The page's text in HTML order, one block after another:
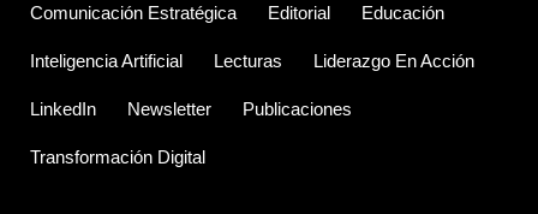
Comunicación Estratégica Editorial Educación
Inteligencia Artificial Lecturas Liderazgo En Acción
LinkedIn Newsletter Publicaciones
Transformación Digital